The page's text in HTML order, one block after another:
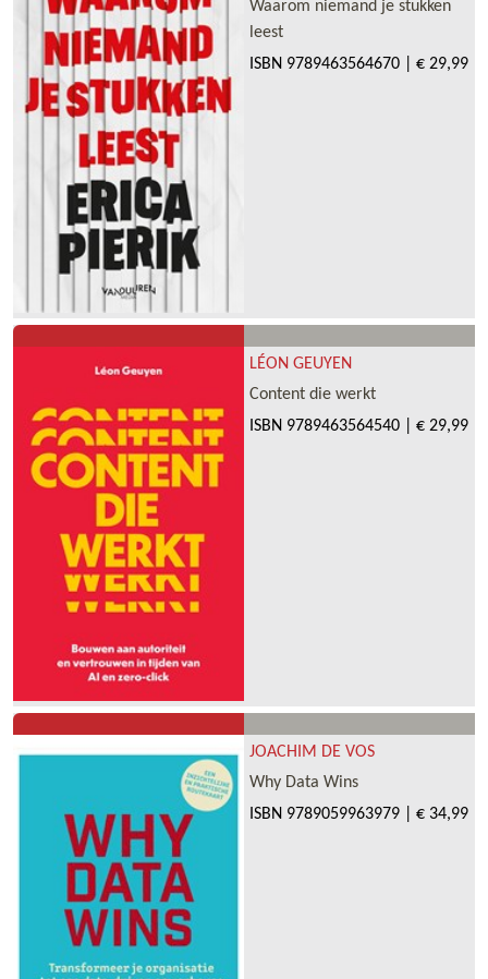
Waarom niemand je stukken
leest
ISBN 9789463564670 € 29,99
LÉON GEUYEN
Content die werkt
ISBN 9789463564540 € 29,99
JOACHIM DE VOS
Why Data Wins
ISBN 9789059963979 € 34,99